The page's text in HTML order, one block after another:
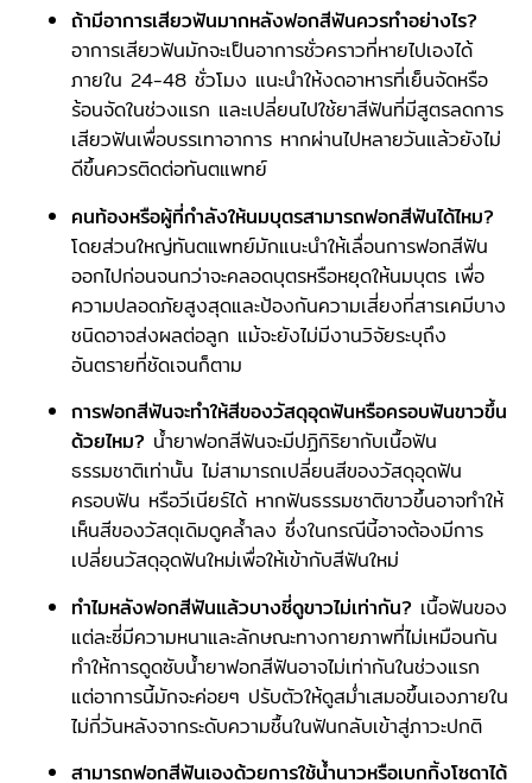
ถ้ามีอาการเสียวฟันมากหลังฟอกสีฟันควรทำอย่างไร?
อาการเสียวฟันมักจะเป็นอาการชั่วคราวที่หายไปเองได้
ภายใน 24-48 ชั่วโมง แนะนำให้งดอาหารที่เย็นจัดหรือ
ร้อนจัดในช่วงแรก และเปลี่ยนไปใช้ยาสีฟันที่มีสูตรลดการ
เสียวฟันเพื่อบรรเทาอาการ หากผ่านไปหลายวันแล้วยังไม่
ดีขึ้นควรติดต่อทันตแพทย์
คนท้องหรือผู้ที่กำลังให้นมบุตรสามารถฟอกสีฟันได้ไหม?
โดยส่วนใหญ่ทันตแพทย์มักแนะนำให้เลื่อนการฟอกสีฟัน
ออกไปก่อนจนกว่าจะคลอดบุตรหรือหยุดให้นมบุตร เพื่อ
ความปลอดภัยสูงสุดและป้องกันความเสี่ยงที่สารเคมีบาง
ชนิดอาจส่งผลต่อลูก แม้จะยังไม่มีงานวิจัยระบุถึง
อันตรายที่ชัดเจนก็ตาม
การฟอกสีฟันจะทำให้สีของวัสดุอุดฟันหรือครอบฟันขาวขึ้น
ด้วยไหม? น้ำยาฟอกสีฟันจะมีปฏิกิริยากับเนื้อฟัน
ธรรมชาติเท่านั้น ไม่สามารถเปลี่ยนสีของวัสดุอุดฟัน
ครอบฟัน หรือวีเนียร์ได้ หากฟันธรรมชาติขาวขึ้นอาจทำให้
เห็นสีของวัสดุเดิมดูคล้ำลง ซึ่งในกรณีนี้อาจต้องมีการ
เปลี่ยนวัสดุอุดฟันใหม่เพื่อให้เข้ากับสีฟันใหม่
ทำไมหลังฟอกสีฟันแล้วบางซี่ดูขาวไม่เท่ากัน? เนื้อฟันของ
แต่ละซี่มีความหนาและลักษณะทางกายภาพที่ไม่เหมือนกัน
ทำให้การดูดซับน้ำยาฟอกสีฟันอาจไม่เท่ากันในช่วงแรก
แต่อาการนี้มักจะค่อยๆ ปรับตัวให้ดูสม่ำเสมอขึ้นเองภายใน
ไม่กี่วันหลังจากระดับความชื้นในฟันกลับเข้าสู่ภาวะปกติ
สามารถฟอกสีฟันเองด้วยการใช้น้ำนาวหรือเบกกิ้งโซดาได้